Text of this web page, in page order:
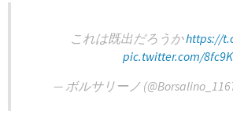
これは既出だろうかhttps://
pic.twitter.com/
— ボルサリーノ